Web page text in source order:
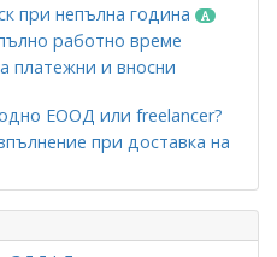
при непълна година
работно време
платежни и вносни
ЕООД или freelancer?
при доставка на